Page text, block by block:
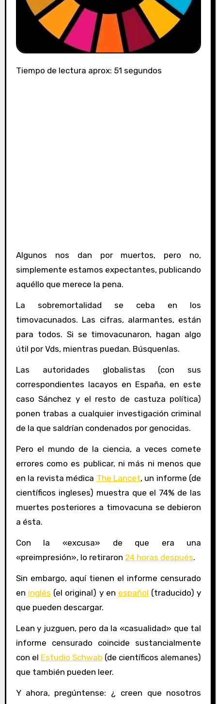
Tiempo de lectura aprox: 51 segundos
Algunos nos dan por muertos, pero no,
simplemente estamos expectantes, publicando
aquéllo que merece la pena.
La sobremortalidad se ceba en los
timovacunados. Las cifras, alarmantes, están
para todos. Si se timovacunaron, hagan algo
útil por Vds, mientras puedan. Búsquenlas.
Las autoridades globalistas (con sus
correspondientes lacayos en España, en este
caso Sánchez y el resto de castuza política)
ponen trabas a cualquier investigación criminal
de la que saldrían condenados por genocidas.
Pero el mundo de la ciencia, a veces comete
errores como es publicar, ni más ni menos que
en la revista médica The Lancet, un informe (de
científicos ingleses) muestra que el 74% de las
muertes posteriores a timovacuna se debieron
a ésta.
Con la «excusa» de que era una
«preimpresión», lo retiraron 24 horas después.
Sin embargo, aquí tienen el informe censurado
en inglés (el original) y en español (traducido) y
que pueden descargar.
Lean y juzguen, pero da la «casualidad» que tal
informe censurado coincide sustancialmente
con el Estudio Schwab (de científicos alemanes)
que también pueden leer.
Y ahora, pregúntense: ¿ creen que nosotros